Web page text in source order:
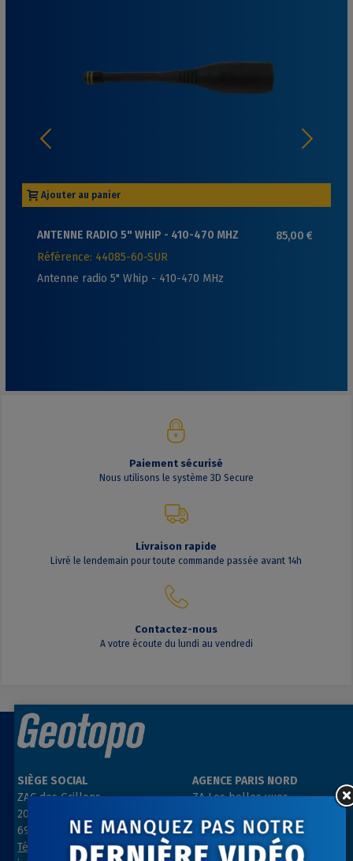
Ajouter au panier
ANTENNE RADIO 5" WHIP - 410-470 MHZ 85,00 €
Référence: 44085-60-SUR
Antenne radio 5" Whip - 410-470 MHz
Paiement sécurisé
Nous utilisons le système 3D Secure
Livraison rapide
Livré le lendemain pour toute commande passée avant 14h
Contactez-nous
A votre écoute du lundi au vendredi
SIÈGE SOCIAL
ZAC des Grillons
208, rue de l’Ancienne Distillerie
69400 GLEIZÉ
Tél : 04 74 69 94 00
AGENCE PARIS NORD
ZA Les belles vues
91290 ARPAJON
Tél : 01 64 55 11 80